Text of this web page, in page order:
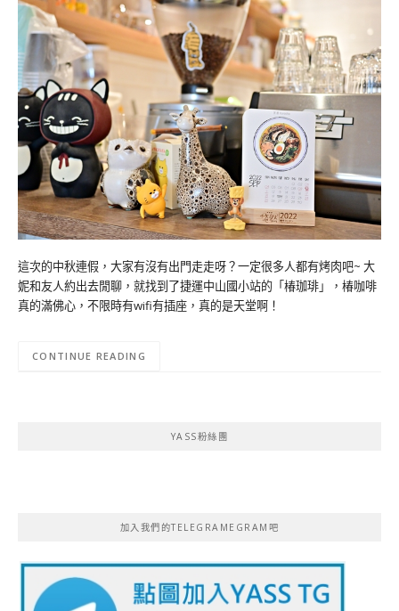
這次的中秋連假，大家有沒有出門走走呀？一定很多人都有烤肉吧~ 大
妮和友人約出去閒聊，就找到了捷運中山國小站的「椿珈琲」，椿咖啡
真的滿佛心，不限時有wifi有插座，真的是天堂啊！
CONTINUE READING
YASS粉絲團
加入我們的TELEGRAMEGRAM吧